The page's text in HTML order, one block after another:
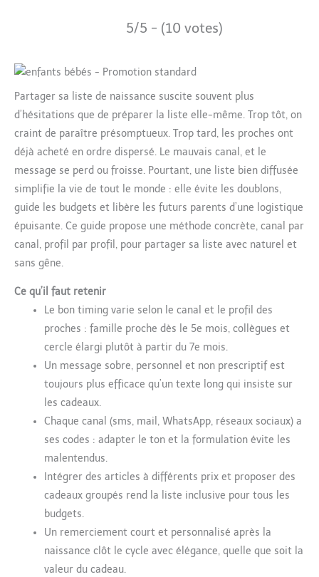
5/5 - (10 votes)
Partager sa liste de naissance suscite souvent plus
d’hésitations que de préparer la liste elle-même. Trop tôt, on
craint de paraître présomptueux. Trop tard, les proches ont
déjà acheté en ordre dispersé. Le mauvais canal, et le
message se perd ou froisse. Pourtant, une liste bien diffusée
simplifie la vie de tout le monde : elle évite les doublons,
guide les budgets et libère les futurs parents d’une logistique
épuisante. Ce guide propose une méthode concrète, canal par
canal, profil par profil, pour partager sa liste avec naturel et
sans gêne.
Ce qu’il faut retenir
Le bon timing varie selon le canal et le profil des
proches : famille proche dès le 5e mois, collègues et
cercle élargi plutôt à partir du 7e mois.
Un message sobre, personnel et non prescriptif est
toujours plus efficace qu’un texte long qui insiste sur
les cadeaux.
Chaque canal (sms, mail, WhatsApp, réseaux sociaux) a
ses codes : adapter le ton et la formulation évite les
malentendus.
Intégrer des articles à différents prix et proposer des
cadeaux groupés rend la liste inclusive pour tous les
budgets.
Un remerciement court et personnalisé après la
naissance clôt le cycle avec élégance, quelle que soit la
valeur du cadeau.